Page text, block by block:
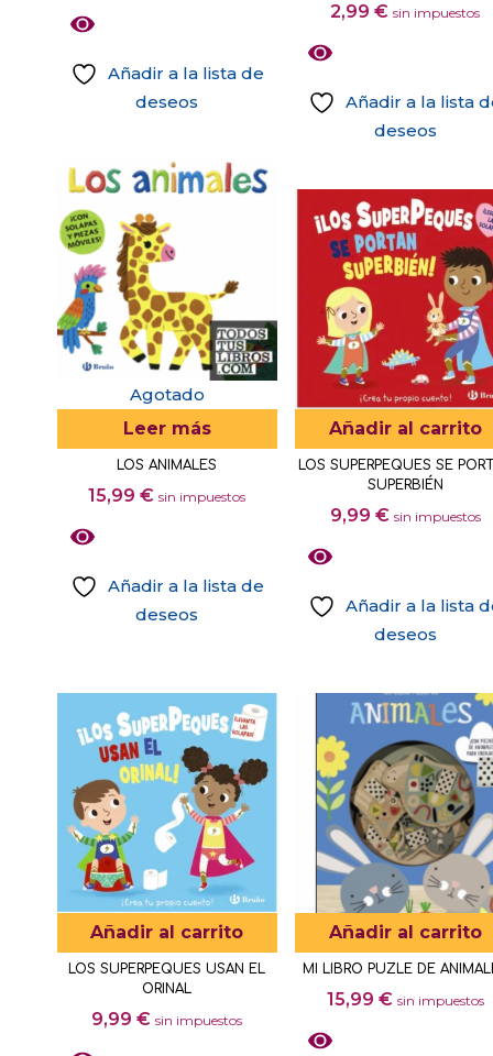
Añadir a la lista de
deseos
2,99€ sin impuestos
Añadir a la lista
deseos
Agotado
Leer más
LOS ANIMALES
15,99€ sin impuestos
Añadir a la lista de
deseos
Añadir al carrito
LOS SUPERPEQUES SE
SUPERBIÉN
9,99 € sin impuestos
Añadir a la lista
deseos
Añadir al carrito
LOS SUPERPEQUES USAN EL
ORINAL
9,99€ sin impuestos
Añadir al carrito
MI LIBRO PUZLE DE
15,99 € sin impuestos